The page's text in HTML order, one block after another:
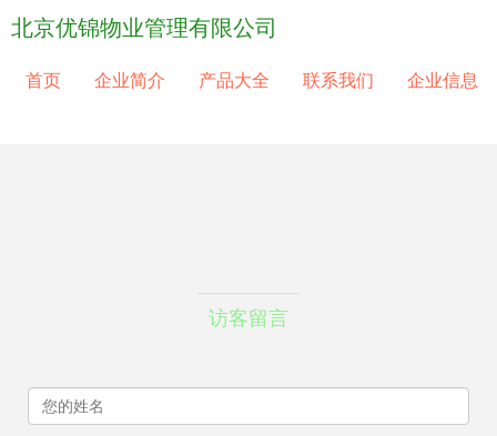
北京优锦物业管理有限公司
首页 企业简介 产品大全 联系我们 企业信息
访客留言